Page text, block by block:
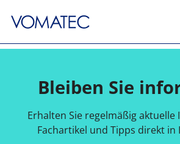
Bleiben Sie
Erhalten Sie regelmäßig
Fachartikel und Tipps direkt in